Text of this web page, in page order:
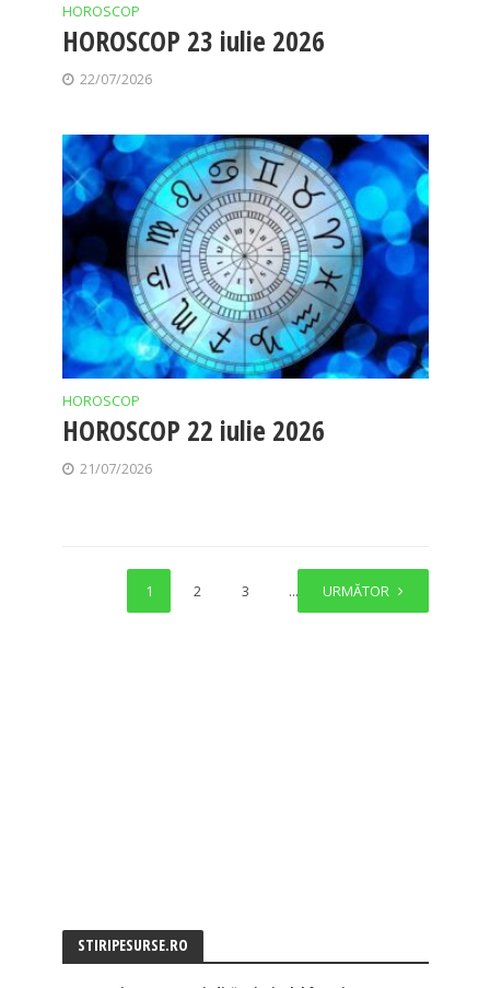
HOROSCOP
HOROSCOP 23 iulie 2026
22/07/2026
HOROSCOP
HOROSCOP 22 iulie 2026
21/07/2026
1 2 3 … 15
URMĂTOR
STIRIPESURSE.RO